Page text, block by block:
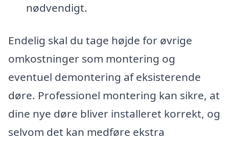
nødvendigt.
Endelig skal du tage højde for øvrige
omkostninger som montering og
eventuel demontering af eksisterende
døre. Professionel montering kan sikre, at
dine nye døre bliver installeret korrekt, og
selvom det kan medføre ekstra